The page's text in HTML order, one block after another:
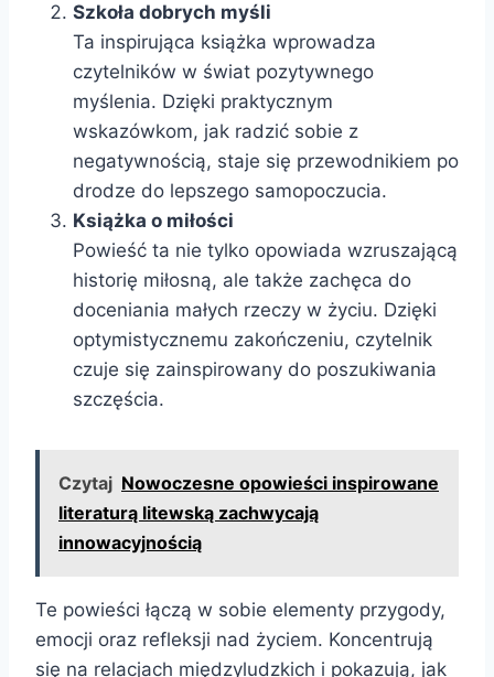
Szkoła dobrych myśli
Ta inspirująca książka wprowadza
czytelników w świat pozytywnego
myślenia. Dzięki praktycznym
wskazówkom, jak radzić sobie z
negatywnością, staje się przewodnikiem po
drodze do lepszego samopoczucia.
Książka o miłości
Powieść ta nie tylko opowiada wzruszającą
historię miłosną, ale także zachęca do
doceniania małych rzeczy w życiu. Dzięki
optymistycznemu zakończeniu, czytelnik
czuje się zainspirowany do poszukiwania
szczęścia.
Czytaj Nowoczesne opowieści inspirowane
literaturą litewską zachwycają
innowacyjnością
Te powieści łączą w sobie elementy przygody,
emocji oraz refleksji nad życiem. Koncentrują
się na relacjach międzyludzkich i pokazują, jak